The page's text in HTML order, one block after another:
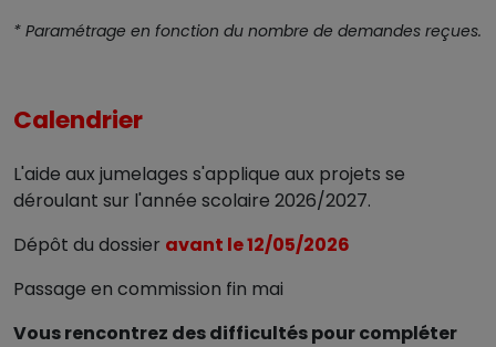
* Paramétrage en fonction du nombre de demandes reçues.
Calendrier
L'aide aux jumelages s'applique aux projets se
déroulant sur l'année scolaire 2026/2027.
Dépôt du dossier avant le 12/05/2026
Passage en commission fin mai
Vous rencontrez des difficultés pour compléter